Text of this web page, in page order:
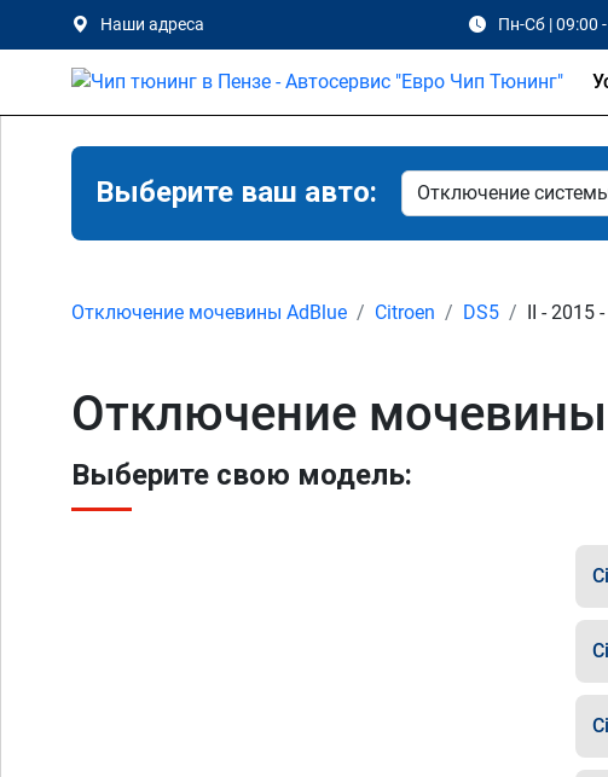
Наши адреса Пн-Сб | 09:00
Выберите ваш авто:
Отключение мочевины AdBlue Citroen DS5 II - 2015
Отключение мочевины
Выберите свою модель: